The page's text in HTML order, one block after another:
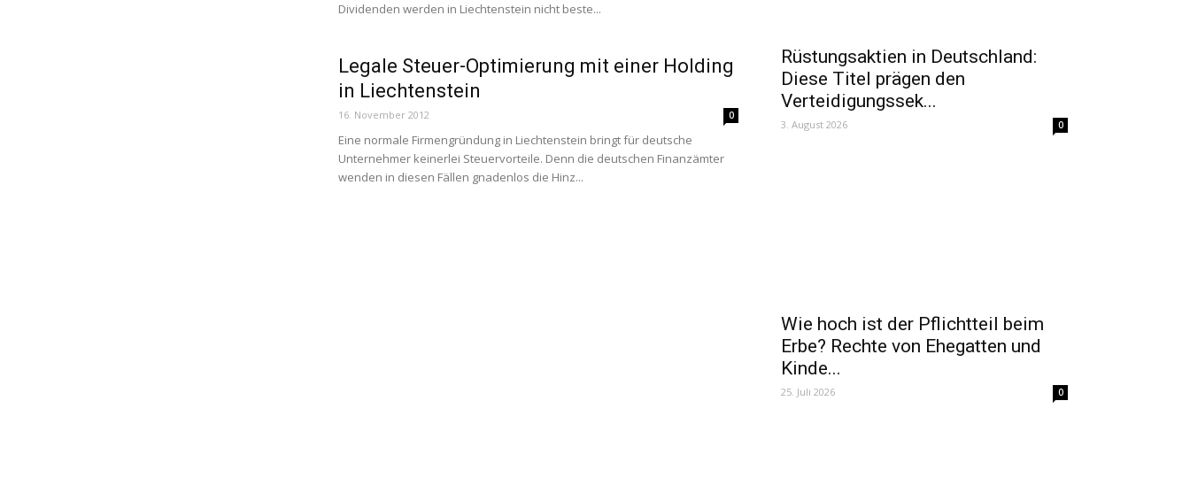
Dividenden werden in Liechtenstein nicht beste...
Legale Steuer-Optimierung mit einer Holding
in Liechtenstein
16. November 2012 0
Eine normale Firmengründung in Liechtenstein bringt für deutsche
Unternehmer keinerlei Steuervorteile. Denn die deutschen Finanzämter
wenden in diesen Fällen gnadenlos die Hinz...
Rüstungsaktien in Deutschland:
Diese Titel prägen den
Verteidigungssek...
3. August 2026 0
Wie hoch ist der Pflichtteil beim
Erbe? Rechte von Ehegatten und
Kinde...
25. Juli 2026 0